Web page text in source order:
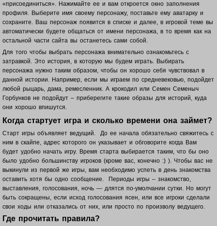
«присоединиться». Нажимайте ее и вам откроется окно заполнения
профиля. Выберите имя своему персонажу, поставьте ему аватарку и
сохраните. Ваш персонаж появится в списке и далее, в игровой теме вы
автоматически будете общаться от имени персонажа, в то время как на
остальной части сайта вы останетесь сами собой.
Для того чтобы выбрать персонажа внимательно ознакомьтесь с
затравкой. Это история, в которую мы будем играть. Выбирать
персонажа нужно таким образом, чтобы он хорошо себя чувствовал в
данной истории. Например, если мы играем по средневековью, подойдет
любой рыцарь, дама, ремесленник. А крокодил или Семен Семеныч
Горбунков не подойдут – приберегите такие образы для историй, куда
они хорошо впишутся.
Когда стартует игра и сколько времени она займет?
Старт игры объявляет ведущий. До ее начала обязательно свяжитесь с
ним в скайпе, адрес которого он указывает и обговорите когда Вам
будет удобно начать игру. Время старта выбирается таким, что бы оно
было удобно большинству игроков (кроме вас, конечно :) ). Чтобы вас не
выкинули из первой же игры, вам необходимо успеть в день знакомства
оставить хотя бы одно сообщение. Периоды игры – знакомство,
выставления, голосования, ночь — длятся по-умолчании сутки. Но могут
быть сокращены, если исход голосования ясен, или все игроки сделали
свои ходы или отказались от них, или просто по произволу ведущего.
Где прочитать правила?